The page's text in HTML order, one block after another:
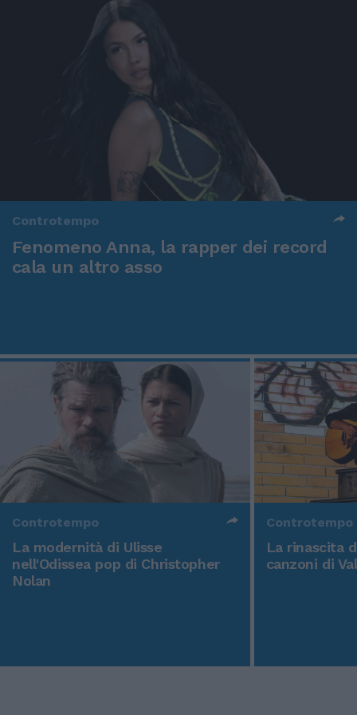
Controtempo
Fenomeno Anna, la rapper dei record
cala un altro asso
Controtempo
La modernità di Ulisse
nell'Odissea pop di Christopher
Nolan
Controtempo
La rinascita
canzoni di